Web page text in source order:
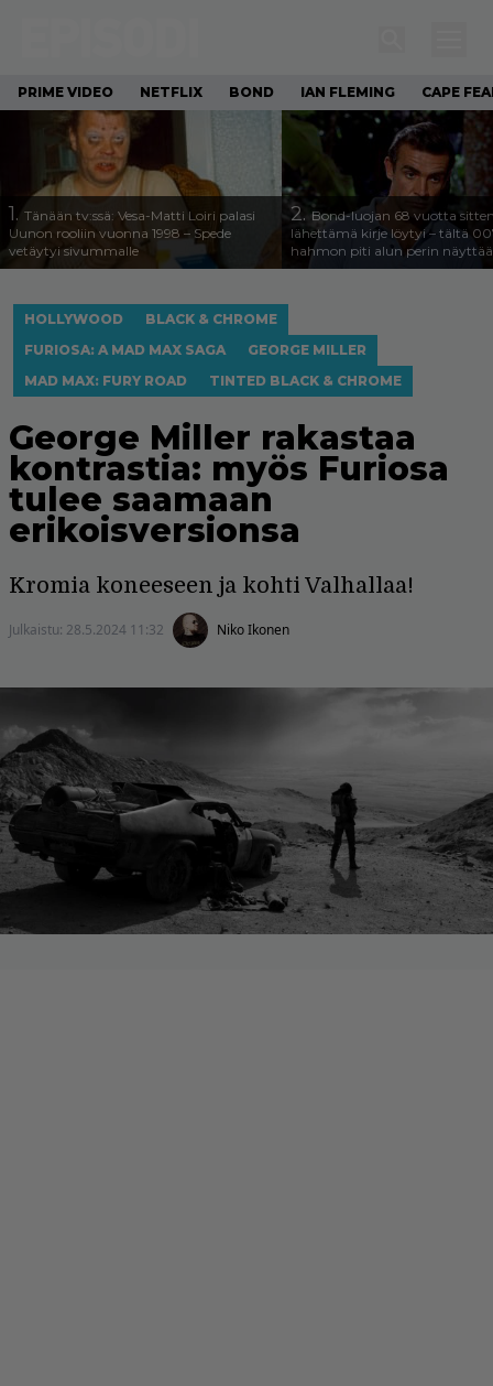
PRIME VIDEO NETFLIX BOND IAN FLEMING CAPE
1. Tänään tv:ssä: Vesa-Matti Loiri palasi
Uunon rooliin vuonna 1998 – Spede
vetäytyi sivummalle
2.Bond-luojan 68 vuotta
lähettämä kirje löytyi – tältä
hahmon piti alun perin näyttää
HOLLYWOOD
BLACK & CHROME
FURIOSA: A MAD MAX SAGA
GEORGE MILLER
MAD MAX: FURY ROAD
TINTED BLACK & CHROME
George Miller rakastaa
kontrastia: myös Furiosa
tulee saamaan
erikoisversionsa
Kromia koneeseen ja kohti Valhallaa!
Julkaistu: 28.5.2024 11:32 Niko Ikonen